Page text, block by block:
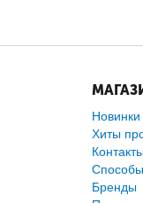
Новинки
Хиты
Способы
Бренды